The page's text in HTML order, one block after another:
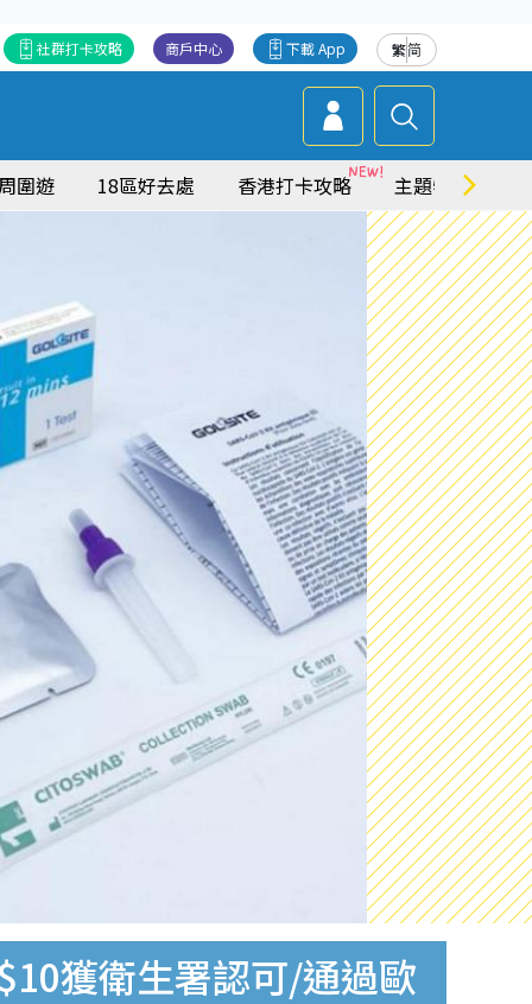
繁简
下載 App
商戶中心
社群打卡攻略
圍遊 18區好去處 香港打卡攻略 主題特集
獲衛生署認可/通過歐